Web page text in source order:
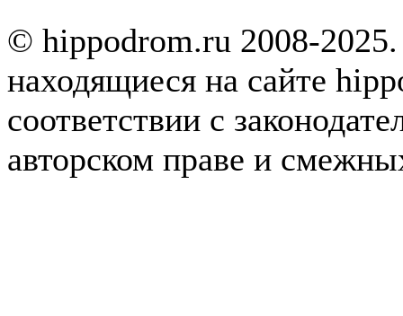
© hippodrom.ru 2008-
находящиеся на сайте
соответствии с
авторском праве и